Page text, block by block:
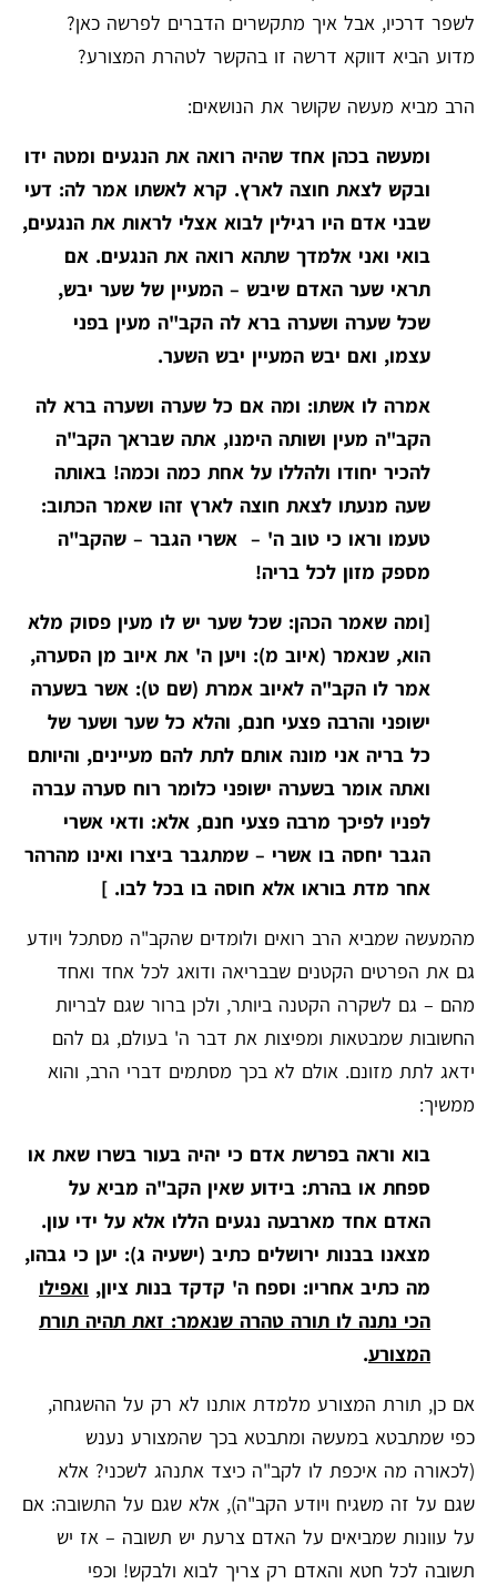
לשפר דרכיו, אבל איך מתקשרים הדברים לפרשה כאן?
מדוע הביא דווקא דרשה זו בהקשר לטהרת המצורע?
הרב מביא מעשה שקושר את הנושאים:
ומעשה בכהן אחד שהיה רואה את הנגעים ומטה ידו
ובקש לצאת חוצה לארץ. קרא לאשתו אמר לה: דעי
שבני אדם היו רגילין לבוא אצלי לראות את הנגעים,
בואי ואני אלמדך שתהא רואה את הנגעים. אם
תראי שער האדם שיבש – המעיין של שער יבש,
שכל שערה ושערה ברא לה הקב"ה מעין בפני
עצמו, ואם יבש המעיין יבש השער.
אמרה לו אשתו: ומה אם כל שערה ושערה ברא לה
הקב"ה מעין ושותה הימנו, אתה שבראך הקב"ה
להכיר יחודו ולהללו על אחת כמה וכמה! באותה
שעה מנעתו לצאת חוצה לארץ זהו שאמר הכתוב:
טעמו וראו כי טוב ה' – אשרי הגבר – שהקב"ה
מספק מזון לכל בריה!
[ומה שאמר הכהן: שכל שער יש לו מעין פסוק מלא
הוא, שנאמר (איוב מ): ויען ה' את איוב מן הסערה,
אמר לו הקב"ה לאיוב אמרת (שם ט): אשר בשערה
ישופני והרבה פצעי חנם, והלא כל שער ושער של
כל בריה אני מונה אותם לתת להם מעיינים, והיותם
ואתה אומר בשערה ישופני כלומר רוח סערה עברה
לפניו לפיכך מרבה פצעי חנם, אלא: ודאי אשרי
הגבר יחסה בו אשרי – שמתגבר ביצרו ואינו מהרהר
אחר מדת בוראו אלא חוסה בו בכל לבו. ]
מהמעשה שמביא הרב רואים ולומדים שהקב"ה מסתכל ויודע
גם את הפרטים הקטנים שבבריאה ודואג לכל אחד ואחד
מהם – גם לשקרה הקטנה ביותר, ולכן ברור שגם לבריות
החשובות שמבטאות ומפיצות את דבר ה' בעולם, גם להם
ידאג לתת מזונם. אולם לא בכך מסתמים דברי הרב, והוא
ממשיך:
בוא וראה בפרשת אדם כי יהיה בעור בשרו שאת או
ספחת או בהרת: בידוע שאין הקב"ה מביא על
האדם אחד מארבעה נגעים הללו אלא על ידי עון.
מצאנו בבנות ירושלים כתיב (ישעיה ג): יען כי גבהו,
מה כתיב אחריו: וספח ה' קדקד בנות ציון, ואפילו
הכי נתנה לו תורה טהרה שנאמר: זאת תהיה תורת
המצורע.
אם כן, תורת המצורע מלמדת אותנו לא רק על ההשגחה,
כפי שמתבטא במעשה ומתבטא בכך שהמצורע נענש
(לכאורה מה איכפת לו לקב"ה כיצד אתנהג לשכני? אלא
שגם על זה משגיח ויודע הקב"ה), אלא שגם על התשובה: אם
על עוונות שמביאים על האדם צרעת יש תשובה – אז יש
תשובה לכל חטא והאדם רק צריך לבוא ולבקש! וכפי